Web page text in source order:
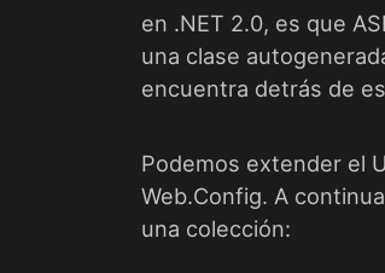
en .NET 2.0, es que
una clase
encuentra detrás de
Podemos extender el
Web.Config. A
una colección: